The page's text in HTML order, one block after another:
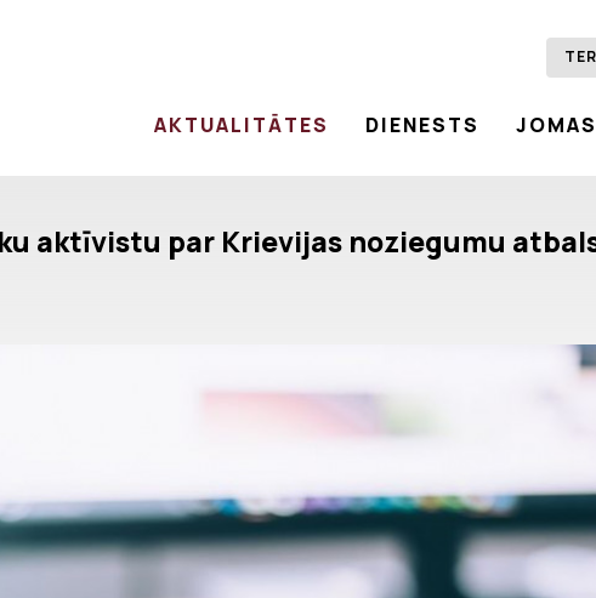
AKTUALITĀTES DIENESTS JOMAS
aktīvistu par Krievijas noziegumu